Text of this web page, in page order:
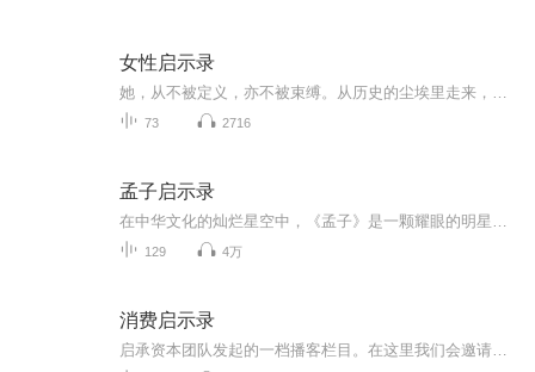
女性启示录
73 2716
孟子启示录
129 4万
消费启示录